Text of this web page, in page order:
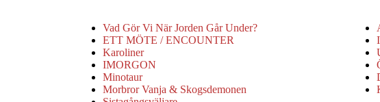
Vad Gör Vi När Jorden Går Under?
ETT MÖTE / ENCOUNTER
Karoliner
IMORGON
Minotaur
Morbror Vanja & Skogsdemonen